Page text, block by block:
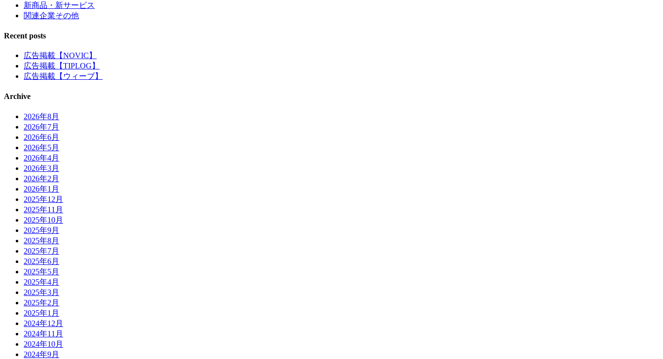
新商品・新サービス
関連企業その他
Recent posts
広告掲載【NOVIC】
広告掲載【TIPLOG】
広告掲載【ウィーブ】
Archive
2026年8月
2026年7月
2026年6月
2026年5月
2026年4月
2026年3月
2026年2月
2026年1月
2025年12月
2025年11月
2025年10月
2025年9月
2025年8月
2025年7月
2025年6月
2025年5月
2025年4月
2025年3月
2025年2月
2025年1月
2024年12月
2024年11月
2024年10月
2024年9月